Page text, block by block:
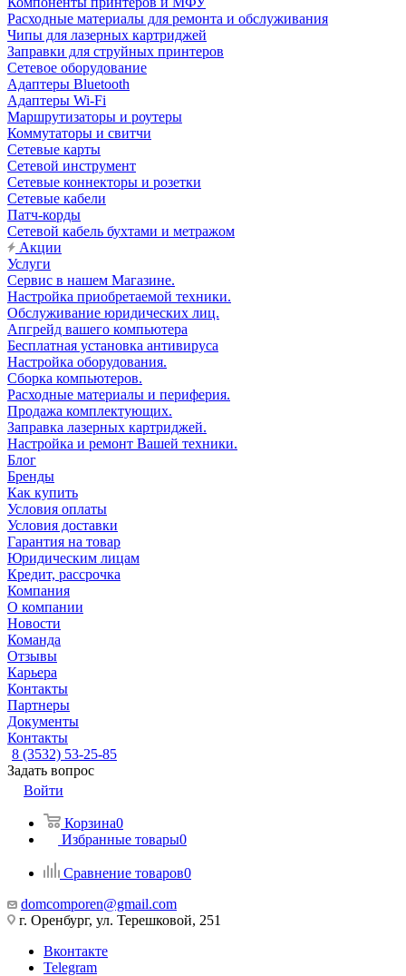
Расходные материалы для ремонта и обслуживания
Чипы для лазерных картриджей
Заправки для струйных принтеров
Сетевое оборудование
Адаптеры Bluetooth
Адаптеры Wi-Fi
Маршрутизаторы и роутеры
Коммутаторы и свитчи
Сетевые карты
Сетевой инструмент
Сетевые коннекторы и розетки
Сетевые кабели
Патч-корды
Сетевой кабель бухтами и метражом
Акции
Услуги
Сервис в нашем Магазине.
Настройка приобретаемой техники.
Обслуживание юридических лиц.
Апгрейд вашего компьютера
Бесплатная установка антивируса
Настройка оборудования.
Сборка компьютеров.
Расходные материалы и периферия.
Продажа комплектующих.
Заправка лазерных картриджей.
Настройка и ремонт Вашей техники.
Блог
Бренды
Как купить
Условия оплаты
Условия доставки
Гарантия на товар
Юридическим лицам
Кредит, рассрочка
Компания
О компании
Новости
Команда
Отзывы
Карьера
Контакты
Партнеры
Документы
Контакты
8 (3532) 53-25-85
Задать вопрос
Войти
Корзина0
Избранные товары0
Сравнение товаров0
domcomporen@gmail.com
г. Оренбург, ул. Терешковой, 251
Вконтакте
Telegram